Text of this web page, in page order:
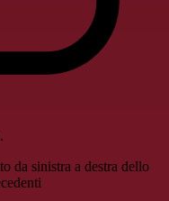
da sinistra a destra dello